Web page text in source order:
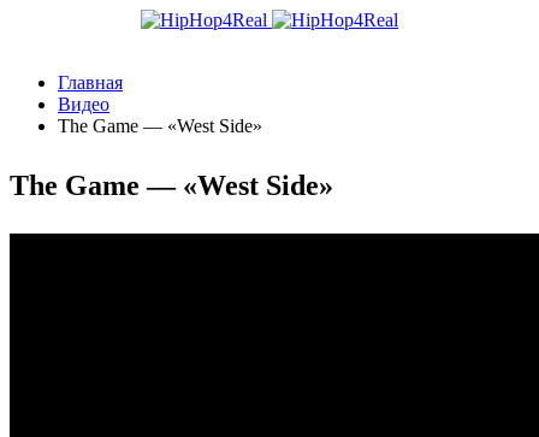
Главная
Видео
The Game — «West Side»
The Game — «West Side»